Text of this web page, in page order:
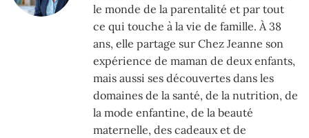
le monde de la parentalité et par tout
ce qui touche à la vie de famille. À 38
ans, elle partage sur Chez Jeanne son
expérience de maman de deux enfants,
mais aussi ses découvertes dans les
domaines de la santé, de la nutrition, de
la mode enfantine, de la beauté
maternelle, des cadeaux et de